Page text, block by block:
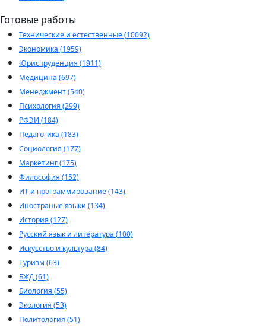
Готовые работы
Технические и естественные (10092)
Экономика (1959)
Юриспруденция (1911)
Медицина (697)
Менеджмент (540)
Психология (299)
РФЭИ (184)
Педагогика (183)
Социология (177)
Маркетинг (175)
Философия (152)
ИТ и программирование (143)
Иностраные языки (134)
История (127)
Русский язык и литература (100)
Искусство и культура (84)
Туризм (63)
БЖД (61)
Биология (55)
Экология (53)
Политология (51)